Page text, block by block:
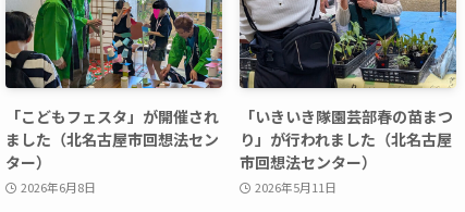
「こどもフェスタ」が開催され
ました（北名古屋市回想法セン
ター）
2026年6月8日
「いきいき隊園芸部春の苗まつ
り」が行われました（北名古屋
市回想法センター）
2026年5月11日